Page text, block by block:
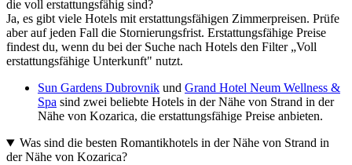
die voll erstattungsfähig sind?
Ja, es gibt viele Hotels mit erstattungsfähigen Zimmerpreisen. Prüfe
aber auf jeden Fall die Stornierungsfrist. Erstattungsfähige Preise
findest du, wenn du bei der Suche nach Hotels den Filter „Voll
erstattungsfähige Unterkunft" nutzt.
Sun Gardens Dubrovnik und Grand Hotel Neum Wellness &
Spa sind zwei beliebte Hotels in der Nähe von Strand in der
Nähe von Kozarica, die erstattungsfähige Preise anbieten.
Was sind die besten Romantikhotels in der Nähe von Strand in
der Nähe von Kozarica?